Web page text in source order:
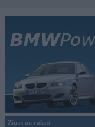
Ziņas un raksti